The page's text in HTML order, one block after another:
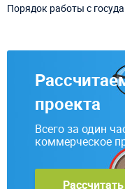
Порядок работы с
проекта
Всего за один
коммерческое